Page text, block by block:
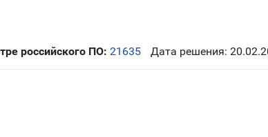
российского ПО: 21635 Дата решения: